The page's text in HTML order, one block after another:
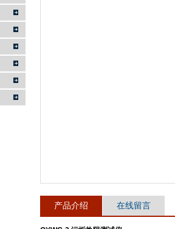
产品介绍 在线留言